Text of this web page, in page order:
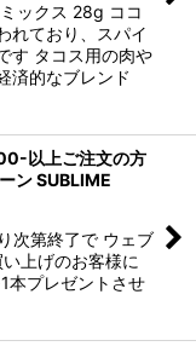
ックス 28g ココ
れており、スパイ
す タコス用の肉や
済的なブレンド
以上ご注文の方
ン SUBLIME
次第終了で ウェブ
上げのお客様に
本プレゼントさせ